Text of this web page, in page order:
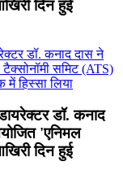
दिन हुई
डॉ. कनाद
'एनिमल
दिन हुई